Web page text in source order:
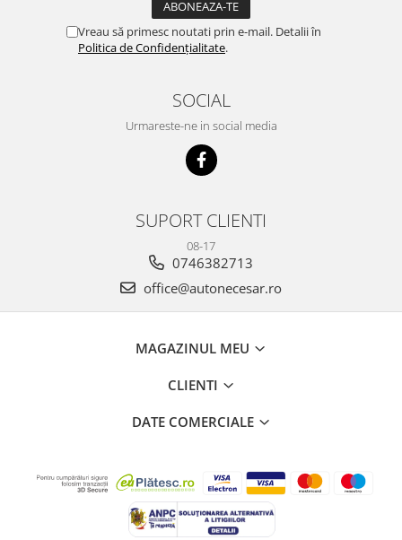
Vreau să primesc noutati prin e-mail. Detalii în
Politica de Confidențialitate.
SOCIAL
Urmareste-ne in social media
SUPORT CLIENTI
08-17
0746382713
office@autonecesar.ro
MAGAZINUL MEU
CLIENTI
DATE COMERCIALE